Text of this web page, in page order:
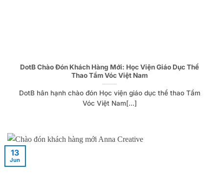
DotB Chào Đón Khách Hàng Mới: Học Viện Giáo Dục Thể
Thao Tầm Vóc Việt Nam
DotB hân hạnh chào đón Học viện giáo dục thể thao Tầm
Vóc Việt Nam[...]
13
Jun